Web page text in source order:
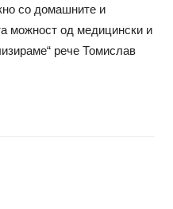
со домашните и
можност од медицински и
рече Томислав